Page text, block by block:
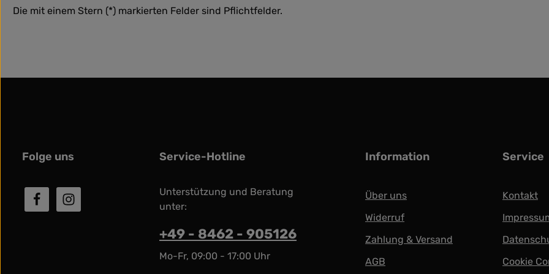
Die mit einem Stern (*) markierten Felder sind Pflichtfelder.
Folge uns Service-Hotline
Unterstützung und Beratung
unter:
+49 - 8462 - 905126
Mo-Fr, 09:00 - 17:00 Uhr
Information
Über uns
Widerruf
Zahlung & Versand
AGB
Service
Kontakt
Cookie